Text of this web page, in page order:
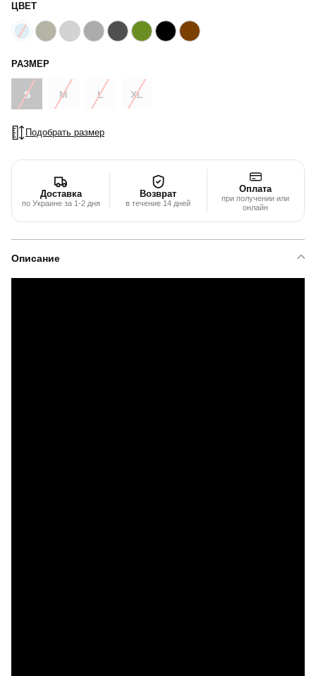
ЦВЕТ
РАЗМЕР
S M L XL
Подобрать размер
Доставка
по Украине за 1-2 дня
Возврат
в течение 14 дней
Оплата
при получении или
онлайн
Описание